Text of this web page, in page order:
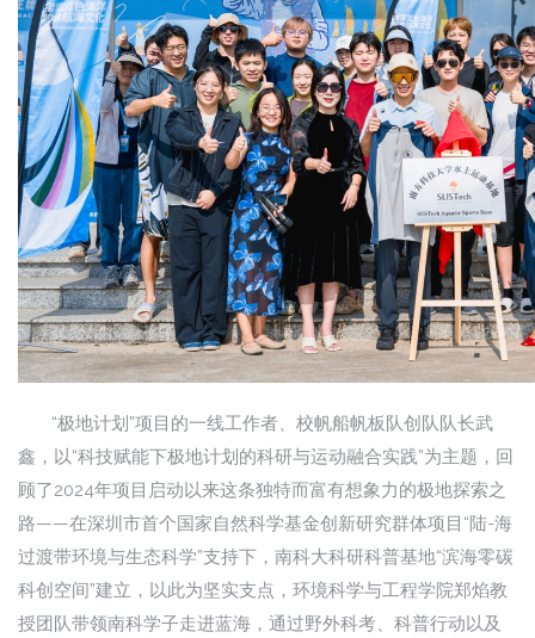
“极地计划”项目的一线工作者、校帆船帆板队创队队长武
鑫，以“科技赋能下极地计划的科研与运动融合实践”为主题，回
顾了2024年项目启动以来这条独特而富有想象力的极地探索之
路——在深圳市首个国家自然科学基金创新研究群体项目“陆-海
过渡带环境与生态科学”支持下，南科大科研科普基地“滨海零碳
科创空间”建立，以此为坚实支点，环境科学与工程学院郑焰教
授团队带领南科学子走进蓝海，通过野外科考、科普行动以及